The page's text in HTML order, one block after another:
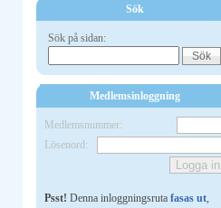
Sök
Sök på sidan:
Medlemsinloggning
Medlemsnummer:
Lösenord:
Psst! Denna inloggningsruta fasas ut,